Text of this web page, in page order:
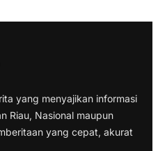
yang menyajikan informasi
Riau, Nasional maupun
yang cepat, akurat